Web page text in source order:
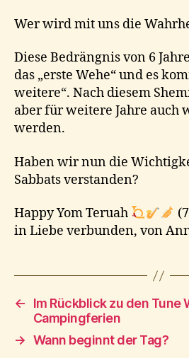
Wer wird mit uns die
Diese Bedrängnis von 6
das „erste Wehe“ und es
weitere“. Nach diesem
aber für weitere Jahre auch
werden.
Haben wir nun die
Sabbats verstanden?
Happy Yom Teruah
in Liebe verbunden, von
←
Im Rückblick zu den Tune
Campingferien
→ Wann beginnt der Tag?